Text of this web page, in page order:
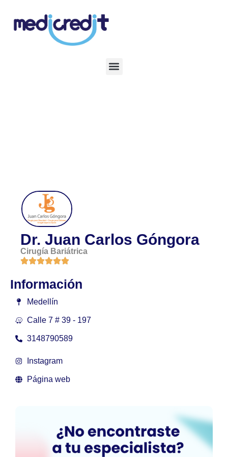
Dr. Juan Carlos Góngora
Cirugía Bariátrica
Información
Medellín
Calle 7 # 39 - 197
3148790589
Instagram
Página web